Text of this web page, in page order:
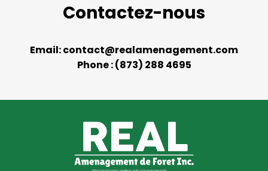
Contactez-nous
Email:contact@realamenagement.com
Phone : (873) 288 4695